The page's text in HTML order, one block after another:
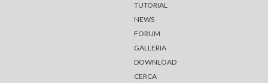
TUTORIAL
NEWS
FORUM
GALLERIA
DOWNLOAD
CERCA